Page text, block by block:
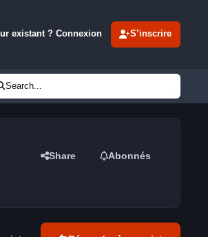
existant ? Connexion S’inscrire
Search...
Share Abonnés